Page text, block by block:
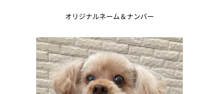
オリジナルネーム＆ナンバー